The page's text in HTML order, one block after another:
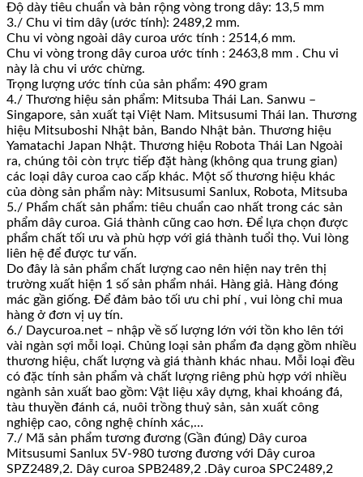
Độ dày tiêu chuẩn và bản rộng vòng trong dây: 13,5 mm
3./ Chu vi tim dây (ước tính): 2489,2 mm.
Chu vi vòng ngoài dây curoa ước tính : 2514,6 mm.
Chu vi vòng trong dây curoa ước tính : 2463,8 mm . Chu vi
này là chu vi ước chừng.
Trọng lượng ước tính của sản phẩm: 490 gram
4./ Thương hiệu sản phẩm: Mitsuba Thái Lan. Sanwu –
Singapore, sản xuất tại Việt Nam. Mitsusumi Thái lan. Thương
hiệu Mitsuboshi Nhật bản, Bando Nhật bản. Thương hiệu
Yamatachi Japan Nhật. Thương hiệu Robota Thái Lan Ngoài
ra, chúng tôi còn trực tiếp đặt hàng (không qua trung gian)
các loại dây curoa cao cấp khác. Một số thương hiệu khác
của dòng sản phẩm này: Mitsusumi Sanlux, Robota, Mitsuba
5./ Phẩm chất sản phẩm: tiêu chuẩn cao nhất trong các sản
phẩm dây curoa. Giá thành cũng cao hơn. Để lựa chọn được
phẩm chất tối ưu và phù hợp với giá thành tuổi thọ. Vui lòng
liên hệ để được tư vấn.
Do đây là sản phẩm chất lượng cao nên hiện nay trên thị
trường xuất hiện 1 số sản phẩm nhái. Hàng giả. Hàng đóng
mác gần giống. Để đảm bảo tối ưu chi phí , vui lòng chỉ mua
hàng ở đơn vị uy tín.
6./ Daycuroa.net – nhập về số lượng lớn với tồn kho lên tới
vài ngàn sợi mỗi loại. Chủng loại sản phẩm đa dạng gồm nhiều
thương hiệu, chất lượng và giá thành khác nhau. Mỗi loại đều
có đặc tính sản phẩm và chất lượng riêng phù hợp với nhiều
ngành sản xuất bao gồm: Vật liệu xây dựng, khai khoáng đá,
tàu thuyền đánh cá, nuôi trồng thuỷ sản, sản xuất công
nghiệp cao, công nghệ chính xác,…
7./ Mã sản phẩm tương đương (Gần đúng) Dây curoa
Mitsusumi Sanlux 5V-980 tương đương với Dây curoa
SPZ2489,2. Dây curoa SPB2489,2 .Dây curoa SPC2489,2